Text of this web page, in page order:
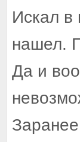
Искал в
нашел.
Да и